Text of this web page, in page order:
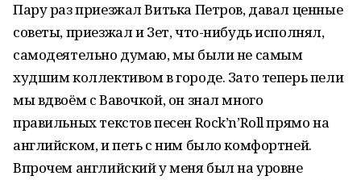
Пару раз приезжал Витька Петров, давал ценные
советы, приезжал и Зет, что-нибудь исполнял,
самодеятельно думаю, мы были не самым
худшим коллективом в городе. Зато теперь пели
мы вдвоём с Вавочкой, он знал много
правильных текстов песен Rock’n’Roll прямо на
английском, и петь с ним было комфортней.
Впрочем английский у меня был на уровне